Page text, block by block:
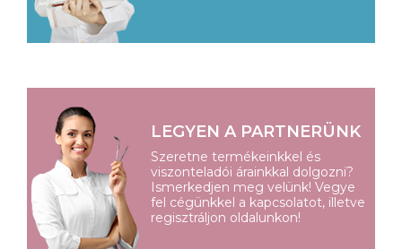
LEGYEN A PARTNERÜNK
Szeretne termékeinkkel és
viszonteladói árainkkal dolgozni?
Ismerkedjen meg velünk! Vegye
fel cégünkkel a kapcsolatot, illetve
regisztráljon oldalunkon!